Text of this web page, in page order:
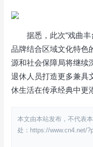
据悉，此次“戏曲丰
品牌结合区域文化特色
源和社会保障局将继续
退休人员打造更多兼具
休生活在传承经典中更
本文由本站发布，不代表
处：https://www.cn4.net/